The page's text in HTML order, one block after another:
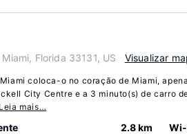
Florida 33131, US Visualizar
coloca-o no coração de Miami,
City Centre e a 3 minuto(s) de carro
Leia mais…
2.8 km